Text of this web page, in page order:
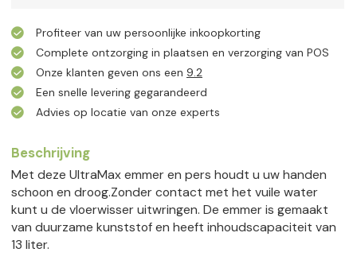
Profiteer van uw persoonlijke inkoopkorting
Complete ontzorging in plaatsen en verzorging van POS
Onze klanten geven ons een 9.2
Een snelle levering gegarandeerd
Advies op locatie van onze experts
Beschrijving
Met deze UltraMax emmer en pers houdt u uw handen
schoon en droog.Zonder contact met het vuile water
kunt u de vloerwisser uitwringen. De emmer is gemaakt
van duurzame kunststof en heeft inhoudscapaciteit van
13 liter.